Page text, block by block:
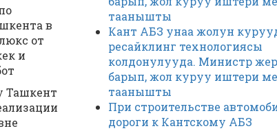
в
от
и
Ташкент
таанышты
Кант АБЗ унаа жолун
ресайклинг технологиясы
колдонулууда. Министр
барып, жол куруу иштери
таанышты
При строительстве
дороги к Кантскому АБЗ